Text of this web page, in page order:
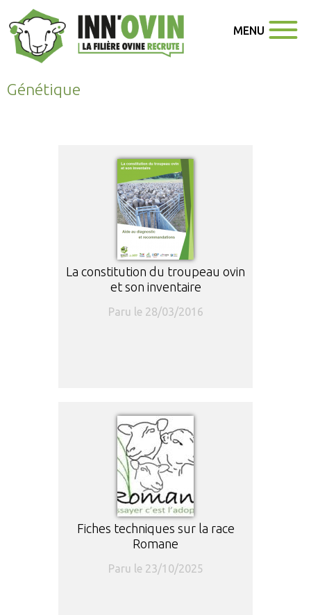
MENU
Génétique
La constitution du troupeau ovin
et son inventaire
Paru le 28/03/2016
Fiches techniques sur la race
Romane
Paru le 23/10/2025